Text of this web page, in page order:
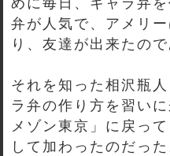
弁が人気で、アメリ
り、友達が出来たので
それを知った相沢瓶
ラ弁の作り方を習い
メゾン東京」に戻っ
して加わったのだった